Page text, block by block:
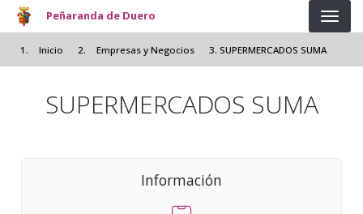
Pasar al contenido principal
Peñaranda de Duero
Inicio Empresas y Negocios SUPERMERCADOS SUMA
SUPERMERCADOS SUMA
Información